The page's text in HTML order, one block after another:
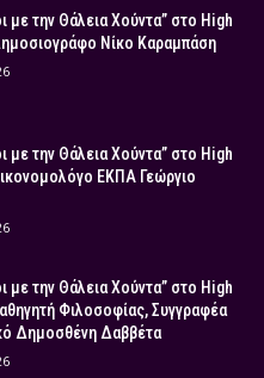
με την Θάλεια Χούντα” στο High
Νίκο Καραμπάση
με την Θάλεια Χούντα” στο High
ΕΚΠΑ Γεώργιο
με την Θάλεια Χούντα” στο High
Φιλοσοφίας, Συγγραφέα
Δημοσθένη Δαββέτα